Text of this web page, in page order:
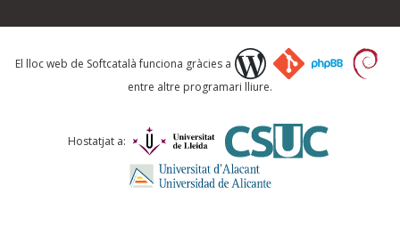
Què proposeu?
Comentari *
El lloc web de Softcatalà funciona gràcies a
entre altre programari lliure.
Hostatjat a: